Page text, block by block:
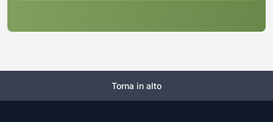
Torna in alto